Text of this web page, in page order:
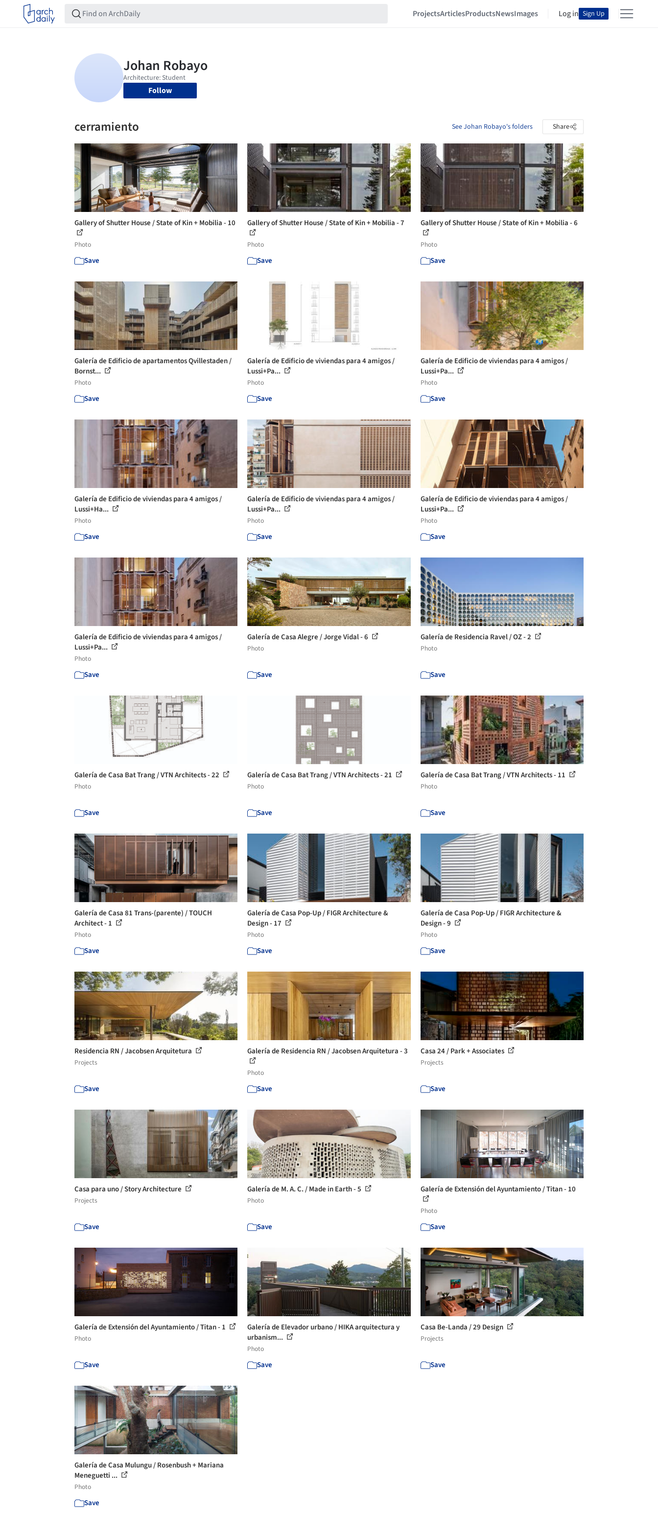
ProjectsArticlesProductsNewsImages Log in Sign Up
Follow
cerramiento See Johan Robayo's folders Share
Gallery of Shutter House / State of Kin + Mobilia - 10
Photo
Save
Gallery of Shutter House / State of Kin + Mobilia - 7
Photo
Save
Gallery of Shutter House / State of Kin + Mobilia - 6
Photo
Save
Galería de Edificio de apartamentos Qvillestaden /
Bornst...
Photo
Save
Galería de Edificio de viviendas para 4 amigos /
Lussi+Pa...
Photo
Save
Galería de Edificio de viviendas para 4 amigos /
Lussi+Pa...
Photo
Save
Galería de Edificio de viviendas para 4 amigos /
Lussi+Ha...
Photo
Save
Galería de Edificio de viviendas para 4 amigos /
Lussi+Pa...
Photo
Save
Galería de Edificio de viviendas para 4 amigos /
Lussi+Pa...
Photo
Save
Galería de Edificio de viviendas para 4 amigos /
Lussi+Pa...
Photo
Save
Galería de Casa Alegre / Jorge Vidal - 6
Photo
Save
Galería de Residencia Ravel / OZ - 2
Photo
Save
Galería de Casa Bat Trang / VTN Architects - 22
Photo
Save
Galería de Casa Bat Trang / VTN Architects - 21
Photo
Save
Galería de Casa Bat Trang / VTN Architects - 11
Photo
Save
Galería de Casa 81 Trans-(parente) / TOUCH
Architect - 1
Photo
Save
Galería de Casa Pop-Up / FIGR Architecture &
Design - 17
Photo
Save
Galería de Casa Pop-Up / FIGR Architecture &
Design - 9
Photo
Save
Residencia RN / Jacobsen Arquitetura
Projects
Save
Galería de Residencia RN / Jacobsen Arquitetura - 3
Photo
Save
Casa 24 / Park + Associates
Projects
Save
Casa para uno / Story Architecture
Projects
Save
Galería de M. A. C. / Made in Earth - 5
Photo
Save
Galería de Extensión del Ayuntamiento / Titan - 10
Photo
Save
Galería de Extensión del Ayuntamiento / Titan - 1
Photo
Save
Galería de Elevador urbano / HIKA arquitectura y
urbanism...
Photo
Save
Casa Be-Landa / 29 Design
Projects
Save
Galería de Casa Mulungu / Rosenbush + Mariana
Meneguetti ...
Photo
Save